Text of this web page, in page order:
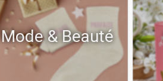
Mode & Beauté